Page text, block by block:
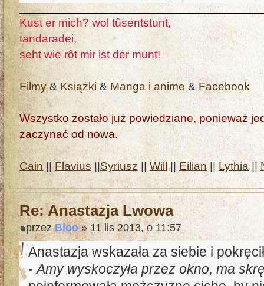
Kust er mich? wol tûsentstunt,
tandaradei,
seht wie rôt mir ist der munt!
Filmy& Książki & Manga i anime & Facebook
Wszystko zostało już powiedziane, ponieważ
zaczynać od nowa.
Cain ||Flavius ||Syriusz || Will || Eilian|| Lythia ||
Re: Anastazja Lwowa
przezBloo» 11 lis 2013, o 11:57
Anastazja wskazała za siebie i
-Amy wyskoczyła przez okno, ma